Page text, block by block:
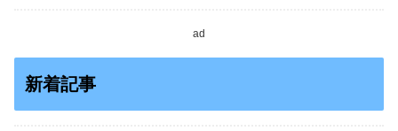
ad
新着記事